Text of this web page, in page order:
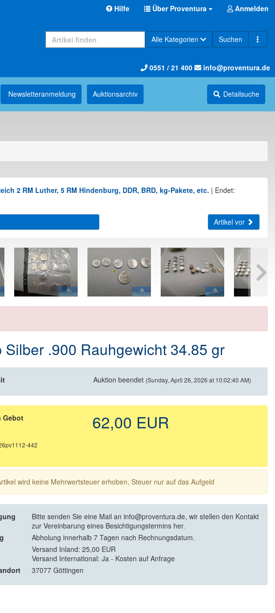
Hilfe Über Proventura Anmelden
Alle Kategorien Suchen
0551 / 21 400 info@proventura.de
Newsletter­anmeldung Auktions­archiv Detailsuche
2 RM Luther, 5 RM Hindenburg, DDR, BRD, kg-Pakete, etc. | Endet:
Artikel vor
.900 Rauhgewicht 34.85 gr
Auktion beendet (Sunday, April 26, 2026 at 10:02:40 AM)
Gebot 62,00 EUR
442
wird keine Mehrwertsteuer erhoben, Steuer nur auf das Aufgeld
Bitte senden Sie eine Mail an info@proventura.de, wir stellen den Kontakt
zur Vereinbarung eines Besichtigungstermins her.
Abholung innerhalb 7 Tagen nach Rechnungsdatum.
Versand Inland: 25,00 EUR
Versand International: Ja - Kosten auf Anfrage
37077 Göttingen